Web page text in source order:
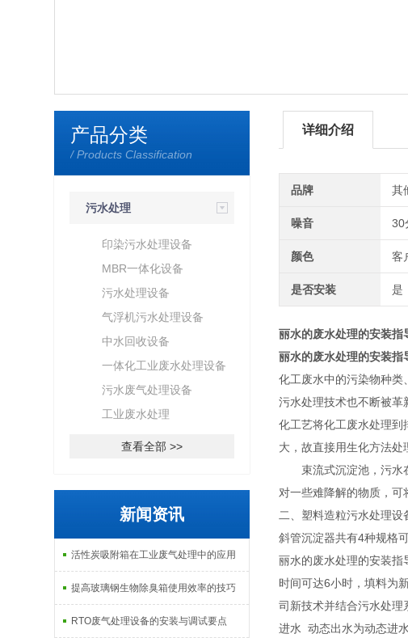
产品分类
/ Products Classification
污水处理
印染污水处理设备
MBR一体化设备
污水处理设备
气浮机污水处理设备
中水回收设备
一体化工业废水处理设备
污水废气处理设备
工业废水处理
查看全部 >>
新闻资讯
活性炭吸附箱在工业废气处理中的应用
提高玻璃钢生物除臭箱使用效率的技巧
RTO废气处理设备的安装与调试要点
详细介绍
品牌 其
噪音 30
颜色 客
是否安装 是
丽水的废水处理的安装指
丽水的废水处理的安装指
化工废水中的污染物种
污水处理技术也不断被
化工艺将化工废水处理
大，故直接用生化方法处
束流式沉淀池，污水在
对一些难降解的物质，
二、塑料造粒污水处理设
斜管沉淀器共有4种规格
丽水的废水处理的安装
时间可达6小时，填料为
司新技术并结合污水处
进水 动态出水为动态进